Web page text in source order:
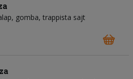
gomba trappista sajt